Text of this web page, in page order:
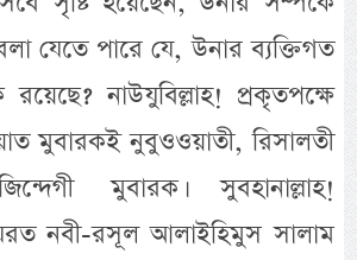
যেতে পারে যে, উনার ব্যক্তিগত
রয়েছে? নাউযুবিল্লাহ! প্রকৃতপক্ষে
মুবারকই নুবুওওয়াতী, রিসালতী
মুবারক। সুবহানাল্লাহ!
নবী-রসূল আলাইহিমুস সালাম